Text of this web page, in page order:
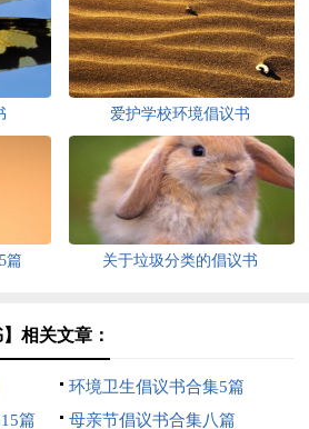
爱护学校环境倡议书
篇 关于垃圾分类的倡议书
相关文章：
环境卫生倡议书合集5篇
篇
母亲节倡议书合集八篇